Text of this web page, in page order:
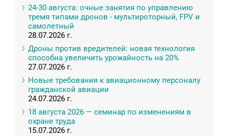
24-30 августа: очные занятия по управлению
тремя типами дронов - мультироторный, FPV и
самолетный
28.07.2026 г.
Дроны против вредителей: новая технология
способна увеличить урожайность на 20%
27.07.2026 г.
Новые требования к авиационному персоналу
гражданской авиации
24.07.2026 г.
18 августа 2026 — семинар по изменениям в
охране труда
15.07.2026 г.